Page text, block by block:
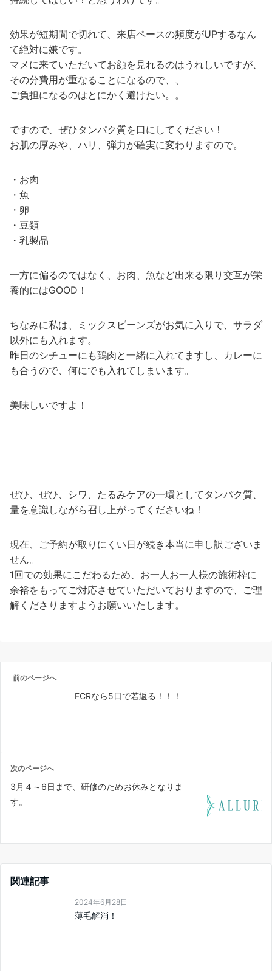
効果が短期間で切れて、来店ペースの頻度がUPするなん
て絶対に嫌です。
マメに来ていただいてお顔を見れるのはうれしいですが、
その分費用が重なることになるので、、
ご負担になるのはとにかく避けたい。。
ですので、ぜひタンパク質を口にしてください！
お肌の厚みや、ハリ、弾力が確実に変わりますので。
・お肉
・魚
・卵
・豆類
・乳製品
一方に偏るのではなく、お肉、魚など出来る限り交互が栄
養的にはGOOD！
ちなみに私は、ミックスビーンズがお気に入りで、サラダ
以外にも入れます。
昨日のシチューにも鶏肉と一緒に入れてますし、カレーに
も合うので、何にでも入れてしまいます。
美味しいですよ！
ぜひ、ぜひ、シワ、たるみケアの一環としてタンパク質、
量を意識しながら召し上がってくださいね！
現在、ご予約が取りにくい日が続き本当に申し訳ございま
せん。
1回での効果にこだわるため、お一人お一人様の施術枠に
余裕をもってご対応させていただいておりますので、ご理
解くださりますようお願いいたします。
前のページへ
FCRなら5日で若返る！！！
次のページへ
3月４～6日まで、研修のためお休みとなりま
す。
関連記事
2024年6月28日
薄毛解消！